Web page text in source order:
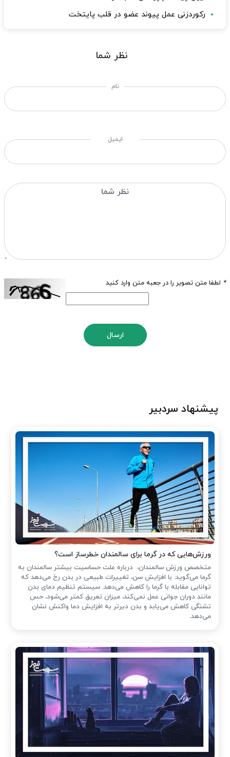
رکوردزنی عمل پیوند عضو در قلب پایتخت
نظر شما
نام
ایمیل
* لطفا متن تصویر را در جعبه متن وارد کنید
ارسال
پیشنهاد سردبیر
ورزش‌هایی که در گرما برای سالمندان خطرساز است؟
متخصص ورزش سالمندان، درباره علت حساسیت بیشتر سالمندان به
گرما می‌گوید: با افزایش سن، تغییرات طبیعی در بدن رخ می‌دهد که
توانایی مقابله با گرما را کاهش می‌دهد. سیستم تنظیم دمای بدن
مانند دوران جوانی عمل نمی‌کند، میزان تعریق کمتر می‌شود، حس
تشنگی کاهش می‌یابد و بدن دیرتر به افزایش دما واکنش نشان
می‌دهد.